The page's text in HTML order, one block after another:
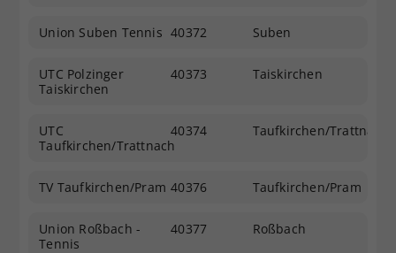
Union Suben Tennis 40372 Suben
UTC Polzinger
Taiskirchen
40373 Taiskirchen
UTC
Taufkirchen/Trattnach
40374 Taufkirchen/Trattnach
TV Taufkirchen/Pram 40376 Taufkirchen/Pram
Union Roßbach -
Tennis
40377 Roßbach